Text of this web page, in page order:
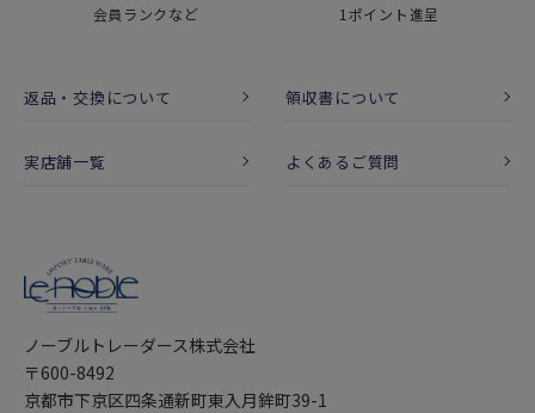
会員ランクなど
1ポイント進呈
返品・交換について 領収書について
実店舗一覧 よくあるご質問
ノーブルトレーダース株式会社
〒600-8492
京都市下京区四条通新町東入月鉾町39-1